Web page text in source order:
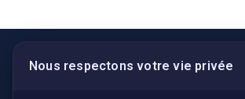
Nous respectons votre vie privée
LIENS UTILES